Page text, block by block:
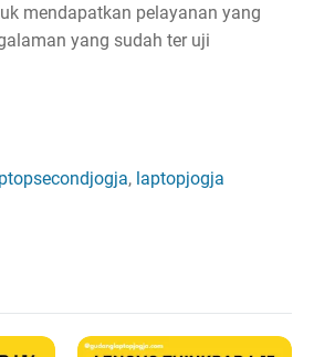
mendapatkan pelayanan yang
yang sudah ter uji
, laptopjogja